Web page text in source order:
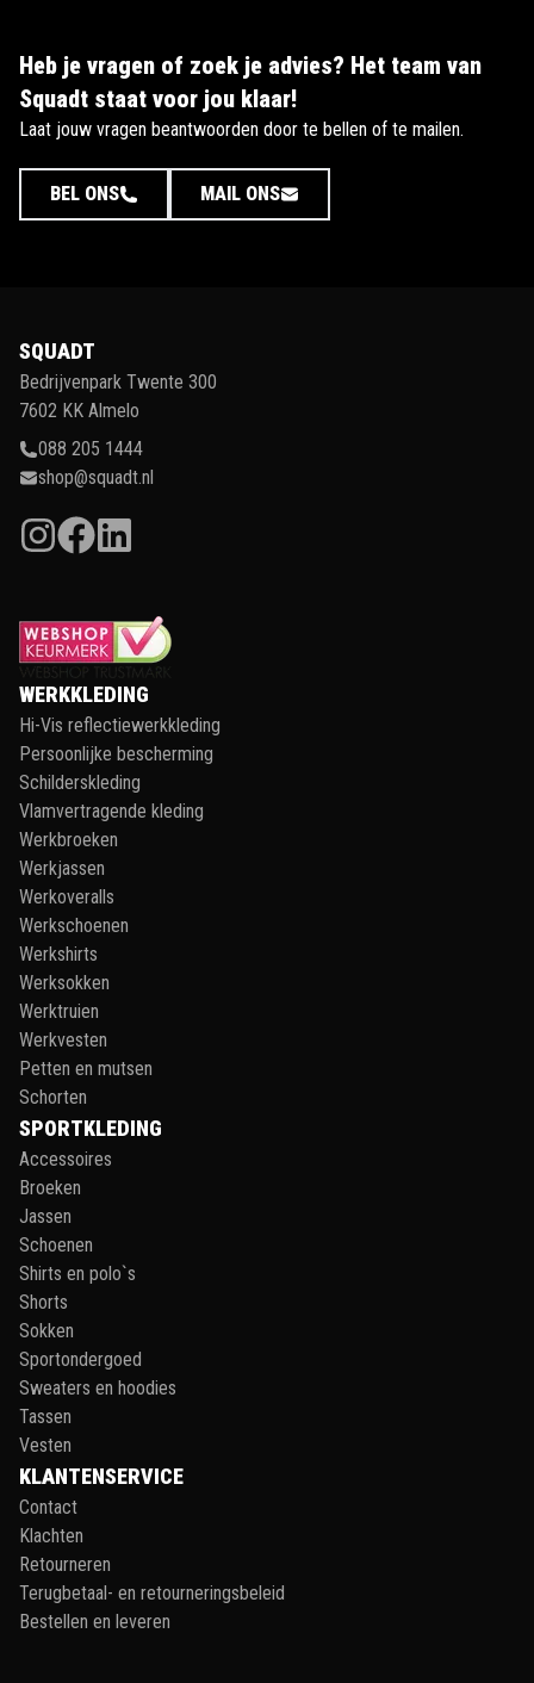
Heb je vragen of zoek je advies? Het team van
Squadt staat voor jou klaar!
Laat jouw vragen beantwoorden door te bellen of te mailen.
BEL ONS MAIL ONS
SQUADT
Bedrijvenpark Twente 300
7602 KK Almelo
088 205 1444
shop@squadt.nl
WERKKLEDING
Hi-Vis reflectiewerkkleding
Persoonlijke bescherming
Schilderskleding
Vlamvertragende kleding
Werkbroeken
Werkjassen
Werkoveralls
Werkschoenen
Werkshirts
Werksokken
Werktruien
Werkvesten
Petten en mutsen
Schorten
SPORTKLEDING
Accessoires
Broeken
Jassen
Schoenen
Shirts en polo`s
Shorts
Sokken
Sportondergoed
Sweaters en hoodies
Tassen
Vesten
KLANTENSERVICE
Contact
Klachten
Retourneren
Terugbetaal- en retourneringsbeleid
Bestellen en leveren